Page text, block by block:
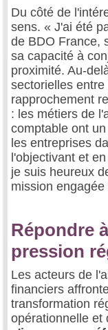
Du côté de
sens. « J'ai été
de BDO France,
sa capacité à
proximité. Au-
sectorielles
rapprochement
: les métiers de
comptable ont
les entreprises
l'objectivant et
je suis heureux
mission
Répondre
pression
Les acteurs de
financiers
transformation
opérationnelle et